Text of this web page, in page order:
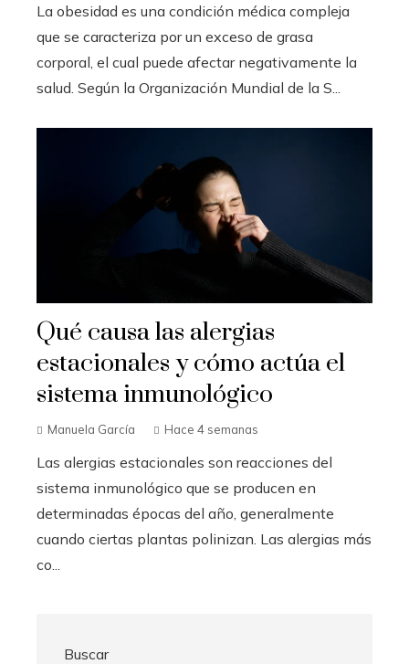
La obesidad es una condición médica compleja
que se caracteriza por un exceso de grasa
corporal, el cual puede afectar negativamente la
salud. Según la Organización Mundial de la S...
Qué causa las alergias
estacionales y cómo actúa el
sistema inmunológico
Manuela García Hace 4 semanas
Las alergias estacionales son reacciones del
sistema inmunológico que se producen en
determinadas épocas del año, generalmente
cuando ciertas plantas polinizan. Las alergias más
co...
Buscar